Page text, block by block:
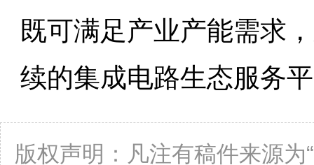
既可满足产业产能需求
续的集成电路生态服务
版权声明：凡注有稿件来源